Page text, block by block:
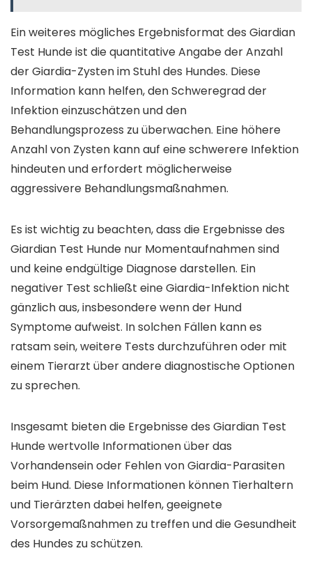
Ein weiteres mögliches Ergebnisformat des Giardian
Test Hunde ist die quantitative Angabe der Anzahl
der Giardia-Zysten im Stuhl des Hundes. Diese
Information kann helfen, den Schweregrad der
Infektion einzuschätzen und den
Behandlungsprozess zu überwachen. Eine höhere
Anzahl von Zysten kann auf eine schwerere Infektion
hindeuten und erfordert möglicherweise
aggressivere Behandlungsmaßnahmen.
Es ist wichtig zu beachten, dass die Ergebnisse des
Giardian Test Hunde nur Momentaufnahmen sind
und keine endgültige Diagnose darstellen. Ein
negativer Test schließt eine Giardia-Infektion nicht
gänzlich aus, insbesondere wenn der Hund
Symptome aufweist. In solchen Fällen kann es
ratsam sein, weitere Tests durchzuführen oder mit
einem Tierarzt über andere diagnostische Optionen
zu sprechen.
Insgesamt bieten die Ergebnisse des Giardian Test
Hunde wertvolle Informationen über das
Vorhandensein oder Fehlen von Giardia-Parasiten
beim Hund. Diese Informationen können Tierhaltern
und Tierärzten dabei helfen, geeignete
Vorsorgemaßnahmen zu treffen und die Gesundheit
des Hundes zu schützen.